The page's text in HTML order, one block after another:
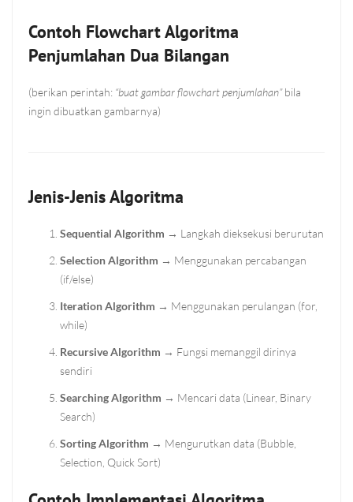
Contoh Flowchart Algoritma
Penjumlahan Dua Bilangan
(berikan perintah: “buat gambar flowchart penjumlahan”bila
ingin dibuatkan gambarnya)
Jenis-Jenis Algoritma
Sequential Algorithm → Langkah dieksekusi berurutan
Selection Algorithm → Menggunakan percabangan
(if/else)
Iteration Algorithm → Menggunakan perulangan (for,
while)
Recursive Algorithm → Fungsi memanggil dirinya
sendiri
Searching Algorithm → Mencari data (Linear, Binary
Search)
Sorting Algorithm → Mengurutkan data (Bubble,
Selection, Quick Sort)